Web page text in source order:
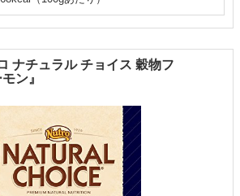
ナチュラル チョイス 穀物フ
ン』